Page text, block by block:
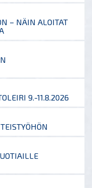
– NÄIN ALOITAT
9.-11.8.2026